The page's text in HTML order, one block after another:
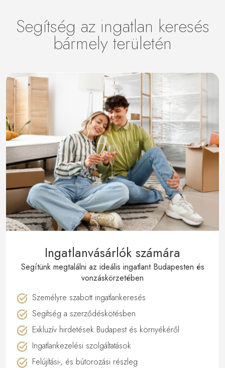
Segítség az ingatlan keresés
bármely területén
Ingatlanvásárlók számára
Segítünk megtalálni az ideális ingatlant Budapesten és
vonzáskörzetében
Személyre szabott ingatlankeresés
Segítség a szerződéskötésben
Exkluzív hirdetések Budapest és környékéről
Ingatlankezelési szolgáltatások
Felújítási-, és bútorozási részleg